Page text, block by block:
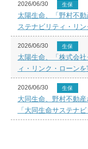
2026/06/30 生保
太陽生命、「野村不
ステナビリティ・リ
2026/06/30 生保
太陽生命、「株式会
ィ・リンク・ローンを
2026/06/30 生保
大同生命、野村不動
「大同生命サステナ